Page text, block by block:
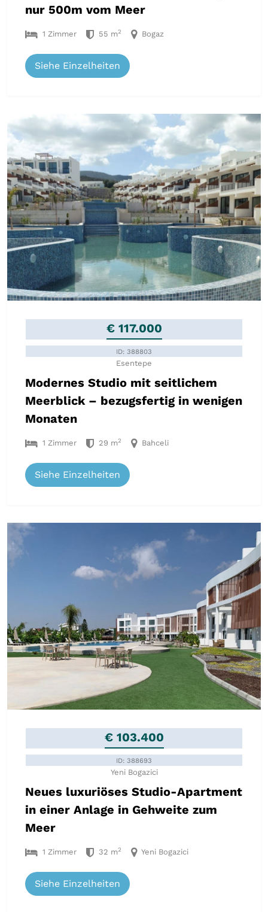
nur 500m vom Meer
1 Zimmer 55 m2 Bogaz
Siehe Einzelheiten
€ 117.000
ID: 388803
Esentepe
Modernes Studio mit seitlichem
Meerblick – bezugsfertig in wenigen
Monaten
1 Zimmer 29 m2 Bahceli
Siehe Einzelheiten
€ 103.400
ID: 388693
Yeni Bogazici
Neues luxuriöses Studio-Apartment
in einer Anlage in Gehweite zum
Meer
1 Zimmer 32 m2 Yeni Bogazici
Siehe Einzelheiten